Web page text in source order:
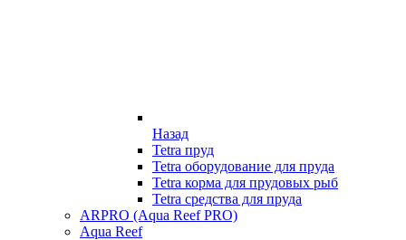
Назад
Tetra пруд
Tetra оборудование для пруда
Tetra корма для прудовых рыб
Tetra средства для пруда
ARPRO (Aqua Reef PRO)
Aqua Reef